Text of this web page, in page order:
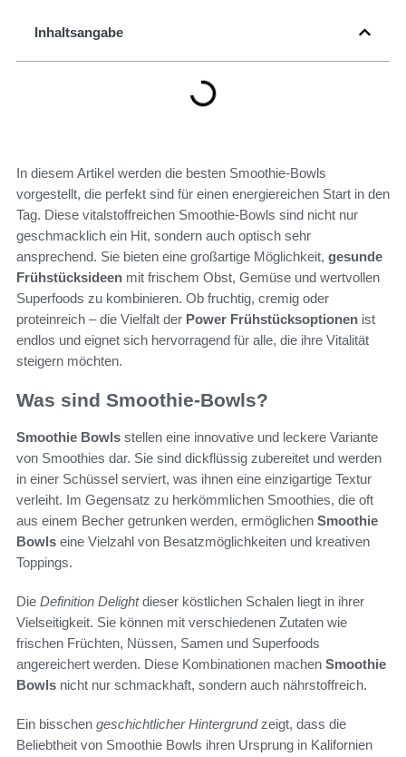
Inhaltsangabe
In diesem Artikel werden die besten Smoothie-Bowls
vorgestellt, die perfekt sind für einen energiereichen Start in den
Tag. Diese vitalstoffreichen Smoothie-Bowls sind nicht nur
geschmacklich ein Hit, sondern auch optisch sehr
ansprechend. Sie bieten eine großartige Möglichkeit, gesunde
Frühstücksideen mit frischem Obst, Gemüse und wertvollen
Superfoods zu kombinieren. Ob fruchtig, cremig oder
proteinreich – die Vielfalt der Power Frühstücksoptionen ist
endlos und eignet sich hervorragend für alle, die ihre Vitalität
steigern möchten.
Was sind Smoothie-Bowls?
Smoothie Bowls stellen eine innovative und leckere Variante
von Smoothies dar. Sie sind dickflüssig zubereitet und werden
in einer Schüssel serviert, was ihnen eine einzigartige Textur
verleiht. Im Gegensatz zu herkömmlichen Smoothies, die oft
aus einem Becher getrunken werden, ermöglichen Smoothie
Bowls eine Vielzahl von Besatzmöglichkeiten und kreativen
Toppings.
Die Definition Delightdieser köstlichen Schalen liegt in ihrer
Vielseitigkeit. Sie können mit verschiedenen Zutaten wie
frischen Früchten, Nüssen, Samen und Superfoods
angereichert werden. Diese Kombinationen machen Smoothie
Bowls nicht nur schmackhaft, sondern auch nährstoffreich.
Ein bisschen geschichtlicher Hintergrundzeigt, dass die
Beliebtheit von Smoothie Bowls ihren Ursprung in Kalifornien